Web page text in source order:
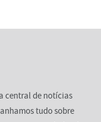
central de notícias
tudo sobre